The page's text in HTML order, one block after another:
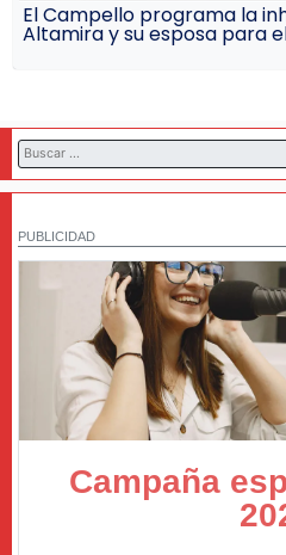
El Campello programa la
Altamira y su esposa para
PUBLICIDAD
Campaña